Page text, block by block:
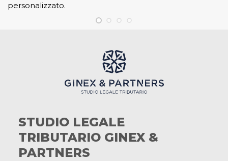
personalizzato.
STUDIO LEGALE
TRIBUTARIO GINEX &
PARTNERS